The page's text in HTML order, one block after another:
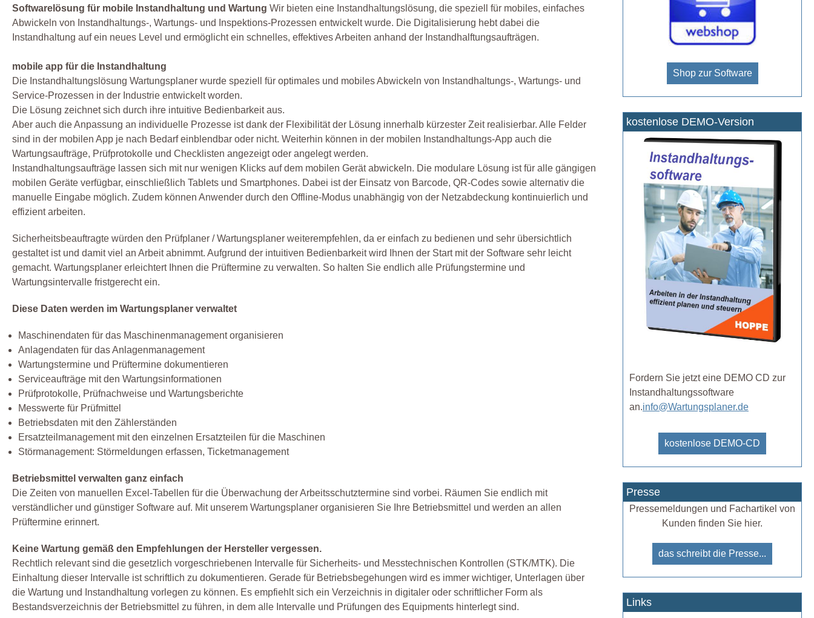
Softwarelösung für mobile Instandhaltung und Wartung Wir bieten eine Instandhaltungslösung, die speziell für mobiles, einfaches
Abwickeln von Instandhaltungs-, Wartungs- und Inspektions-Prozessen entwickelt wurde. Die Digitalisierung hebt dabei die
Instandhaltung auf ein neues Level und ermöglicht ein schnelles, effektives Arbeiten anhand der Instandhalftungsaufträgen.
mobile app für die Instandhaltung
Die Instandhaltungslösung Wartungsplaner wurde speziell für optimales und mobiles Abwickeln von Instandhaltungs-, Wartungs- und
Service-Prozessen in der Industrie entwickelt worden.
Die Lösung zeichnet sich durch ihre intuitive Bedienbarkeit aus.
Aber auch die Anpassung an individuelle Prozesse ist dank der Flexibilität der Lösung innerhalb kürzester Zeit realisierbar. Alle Felder
sind in der mobilen App je nach Bedarf einblendbar oder nicht. Weiterhin können in der mobilen Instandhaltungs-App auch die
Wartungsaufträge, Prüfprotokolle und Checklisten angezeigt oder angelegt werden.
Instandhaltungsaufträge lassen sich mit nur wenigen Klicks auf dem mobilen Gerät abwickeln. Die modulare Lösung ist für alle gängigen
mobilen Geräte verfügbar, einschließlich Tablets und Smartphones. Dabei ist der Einsatz von Barcode, QR-Codes sowie alternativ die
manuelle Eingabe möglich. Zudem können Anwender durch den Offline-Modus unabhängig von der Netzabdeckung kontinuierlich und
effizient arbeiten.
Sicherheitsbeauftragte würden den Prüfplaner / Wartungsplaner weiterempfehlen, da er einfach zu bedienen und sehr übersichtlich
gestaltet ist und damit viel an Arbeit abnimmt. Aufgrund der intuitiven Bedienbarkeit wird Ihnen der Start mit der Software sehr leicht
gemacht. Wartungsplaner erleichtert Ihnen die Prüftermine zu verwalten. So halten Sie endlich alle Prüfungstermine und
Wartungsintervalle fristgerecht ein.
Diese Daten werden im Wartungsplaner verwaltet
Maschinendaten für das Maschinenmanagement organisieren
Anlagendaten für das Anlagenmanagement
Wartungstermine und Prüftermine dokumentieren
Serviceaufträge mit den Wartungsinformationen
Prüfprotokolle, Prüfnachweise und Wartungsberichte
Messwerte für Prüfmittel
Betriebsdaten mit den Zählerständen
Ersatzteilmanagement mit den einzelnen Ersatzteilen für die Maschinen
Störmanagement: Störmeldungen erfassen, Ticketmanagement
Betriebsmittel verwalten ganz einfach
Die Zeiten von manuellen Excel-Tabellen für die Überwachung der Arbeitsschutztermine sind vorbei. Räumen Sie endlich mit
verständlicher und günstiger Software auf. Mit unserem Wartungsplaner organisieren Sie Ihre Betriebsmittel und werden an allen
Prüftermine erinnert.
Keine Wartung gemäß den Empfehlungen der Hersteller vergessen.
Rechtlich relevant sind die gesetzlich vorgeschriebenen Intervalle für Sicherheits- und Messtechnischen Kontrollen (STK/MTK). Die
Einhaltung dieser Intervalle ist schriftlich zu dokumentieren. Gerade für Betriebsbegehungen wird es immer wichtiger, Unterlagen über
die Wartung und Instandhaltung vorlegen zu können. Es empfiehlt sich ein Verzeichnis in digitaler oder schriftlicher Form als
Bestandsverzeichnis der Betriebsmittel zu führen, in dem alle Intervalle und Prüfungen des Equipments hinterlegt sind.
Shop zur Software
kostenlose DEMO-Version
Fordern Sie jetzt eine DEMO CD zur
Instandhaltungssoftware
an.info@Wartungsplaner.de
kostenlose DEMO-CD
Presse
Pressemeldungen und Fachartikel von
Kunden finden Sie hier.
das schreibt die Presse...
Links